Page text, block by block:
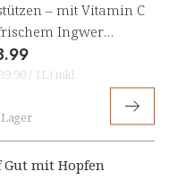
– mit Vitamin C
Ingwer
Konzentrat
/ 1L) inkl.
Gut mit Hopfen